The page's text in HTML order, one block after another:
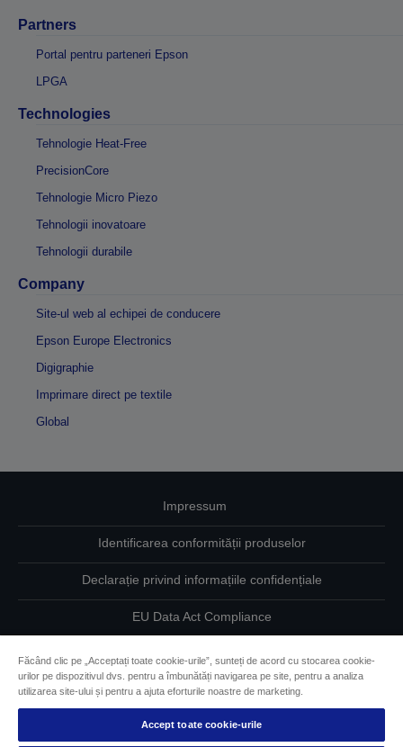
Partners
Portal pentru parteneri Epson
LPGA
Technologies
Tehnologie Heat-Free
PrecisionCore
Tehnologie Micro Piezo
Tehnologii inovatoare
Tehnologii durabile
Company
Site-ul web al echipei de conducere
Epson Europe Electronics
Digigraphie
Imprimare direct pe textile
Global
Impressum
Identificarea conformității produselor
Declarație privind informațiile confidențiale
EU Data Act Compliance
Informaţii despre modulele cookie
Angajamentul Epson pe linie de accesibilitate
Făcând clic pe „Acceptați toate cookie-urile”, sunteți de acord cu stocarea cookie-
urilor pe dispozitivul dvs. pentru a îmbunătăți navigarea pe site, pentru a analiza
utilizarea site-ului și pentru a ajuta eforturile noastre de marketing.
Accept toate cookie-urile